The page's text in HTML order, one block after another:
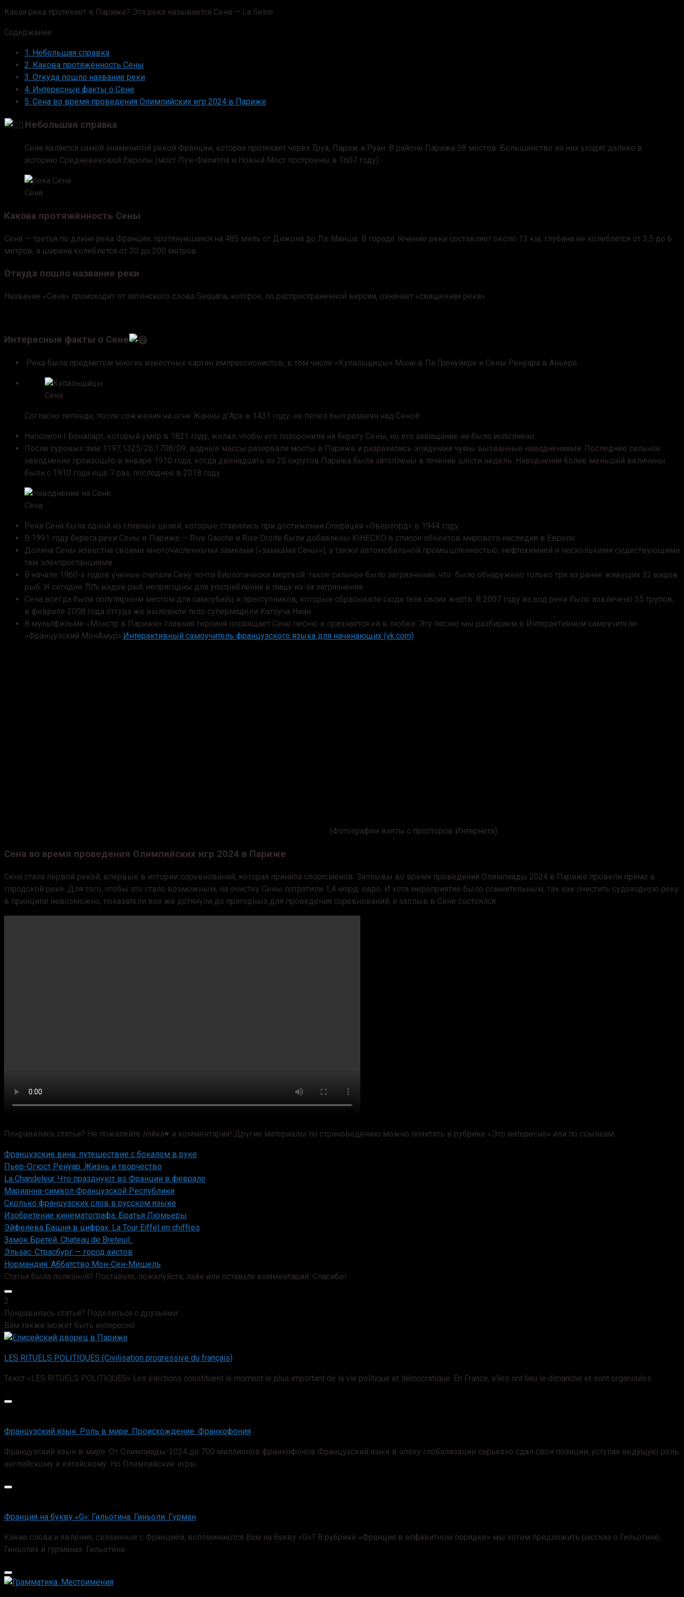
Какая река протекает в Париже? Эта река называется Сена — La Seine.
Содержание
1. Небольшая справка
2. Какова протяжённость Сены
3. Откуда пошло название реки
4. Интересные факты о Сене
5. Сена во время проведения Олимпийских игр 2024 в Париже
Небольшая справка
Сена является самой знаменитой рекой Франции, которая протекает через Труа, Париж и Руан. В районе Парижа 38 мостов. Большинство из них уходят далеко в
историю Средневековой Европы (мост Луи-Филиппа и Новый Мост построены в 1607 году)
Сена
Какова протяжённость Сены
Сена — третья по длине река Франции, протянувшаяся на 485 миль от Дижона до Ла-Манша. В городе течение реки составляет около 13 км, глубина ее колеблется от 3,5 до 6
метров, а ширина колеблется от 30 до 200 метров.
Откуда пошло название реки
Название «Сена» происходит от латинского слова Sequana, которое, по распространенной версии, означает «священная река».
Интересные факты о Сене
Река была предметом многих известных картин импрессионистов, в том числе «Купальщицы» Моне в Ла Гренуйере и Сены Ренуара в Аньере
Сена
Согласно легенде, после сожжения на огне Жанны д’Арк в 1431 году, ее пепел был развеян над Сеной.
Наполеон I Бонапарт, который умер в 1821 году, желал, чтобы его похоронили на берегу Сены, но его завещание не было исполнено.
После суровых зим 1197,1325/26,1708/09, водные массы разорвали мосты в Париже и разразились эпидемии чумы вызванные наводнениями. Последнее сильное
наводнение произошло в январе 1910 года, когда двенадцать из 20 округов Парижа были затоплены в течение шести недель. Наводнения более меньшей величины
были с 1910 года ещё 7 раз, последнее в 2018 году.
Сена
Река Сена была одной из главных целей, которые ставились при достижении Операции «Оверлорд» в 1944 году.
В 1991 году берега реки Сены в Париже — Rive Gauche и Rive Droite были добавлены ЮНЕСКО в список объектов мирового наследия в Европе.
Долина Сены известна своими многочисленными замками («замками Сены»), а также автомобильной промышленностью, нефтехимией и несколькими существующими
там электростанциями.
В начале 1960-х годов ученые считали Сену почти биологически мертвой: такое сильное было загрязнение, что было обнаружено только три из ранее живущих 32 видов
рыб. И сегодня 70% видов рыб непригодны для употребления в пищу из-за загрязнения.
Сена всегда была популярным местом для самоубийц и преступников, которые сбрасывали сюда тела своих жертв. В 2007 году из вод реки было извлечено 55 трупов;
в феврале 2008 года оттуда же выловили тело супермодели Катоуча Ниан.
В мультфильме «Монстр в Париже» главная героиня посвящает Сене песню и признаётся ей в любви. Эту песню мы разбираем в Интерактивном самоучителе
«Французский МонАмур». Интерактивный самоучитель французского языка для начинающих (vk.com)
(Фотографии взяты с просторов Интернета)
Сена во время проведения Олимпийских игр 2024 в Париже
Сена стала первой рекой, впервые в истории соревнований, которая приняла спортсменов. Заплывы во время проведения Олимпиады 2024 в Париже провели прямо в
городской реке. Для того, чтобы это стало возможным, на очистку Сены потратили 1,4 млрд. евро. И хотя мероприятие было сомнительным, так как очистить судоходную реку
в принципе невозможно, показатели все же дотянули до пригодных для проведения соревнований, и заплыв в Сене состоялся.
Понравилась статья? Не пожалейте лайка♥ и комментария! Другие материалы по страноведению можно почитать в рубрике «Это интересно» или по ссылкам:
Французские вина: путешествие с бокалом в руке
Пьер-Огюст Ренуар. Жизнь и творчество
La Chandeleur. Что празднуют во Франции в феврале
Марианна-символ Французской Республики
Сколько французских слов в русском языке
Изобретение кинематографа. Братья Люмьеры
Эйфелева Башня в цифрах. La Tour Eiffel en chiffres
Замок Бретёй. Chateau de Breteuil.
Эльзас. Страсбург — город аистов
Нормандия: Аббатство Мон-Сен-Мишель
Статья была полезной? Поставьте, пожалуйста, лайк или оставьте комментарий. Спасибо!
2
Понравилась статья? Поделиться с друзьями:
Вам также может быть интересно
LES RITUELS POLITIQUES (Civilisation progressive du français)
Текст «LES RITUELS POLITIQUES» Les élections constituent le moment le plus important de la vie politique et démocratique. En France, elles ont lieu le dimanche et sont organisées…
Французский язык. Роль в мире. Происхождение. Франкофония
Французский язык в мире: От Олимпиады-2024 до 700 миллионов франкофонов Французский язык в эпоху глобализации серьёзно сдал свои позиции, уступая ведущую роль
английскому и китайскому. Но Олимпийские игры…
Франция на букву «G»: Гильотина. Гиньоли. Гурман
Какие слова и явления, связанные с Францией, вспоминаются Вам на букву «G»? В рубрике «Франция в алфавитном порядке» мы хотим предложить рассказ о Гильотине,
Гиньолях и гурманах. Гильотина…